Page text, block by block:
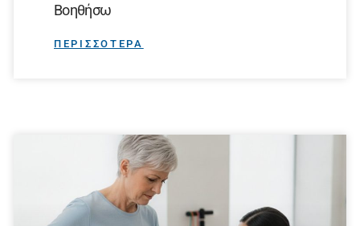
Βοηθήσω
ΠΕΡΙΣΣΟΤΕΡΑ